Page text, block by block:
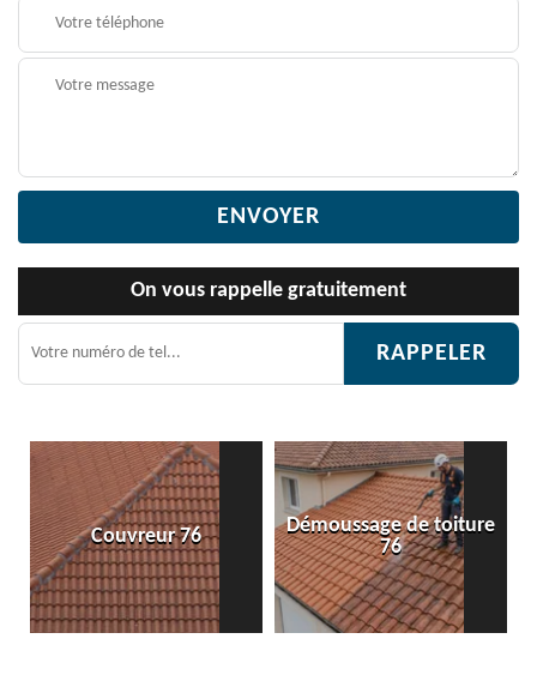
On vous rappelle gratuitement
Couvreur 76
Démoussage de toiture
76